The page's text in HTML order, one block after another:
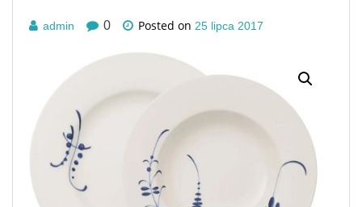
admin 0 Posted on 25 lipca 2017